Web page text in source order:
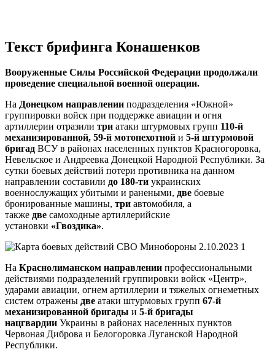
Текст брифинга Конашенков
Вооруженные Силы Российской Федерации продолжали
проведение специальной военной операции.
На Донецком направлении подразделения «Южной»
группировки войск при поддержке авиации и огня
артиллерии отразили три атаки штурмовых групп 110-й
механизированной, 59-й мотопехотной и 5-й штурмовой
бригад ВСУ в районах населенных пунктов Красногоровка,
Невельское и Андреевка Донецкой Народной Республики. За
сутки боевых действий потери противника на данном
направлении составили до 180-ти украинских
военнослужащих убитыми и ранеными, две боевые
бронированные машины, три автомобиля, а
также две самоходные артиллерийские
установки «Гвоздика».
На Краснолиманском направлении профессиональными
действиями подразделений группировки войск «Центр»,
ударами авиации, огнем артиллерии и тяжелых огнеметных
систем отражены две атаки штурмовых групп 67-й
механизированной бригады и 5-й бригады
нацгвардии Украины в районах населенных пунктов
Червоная Диброва и Белогоровка Луганской Народной
Республики.